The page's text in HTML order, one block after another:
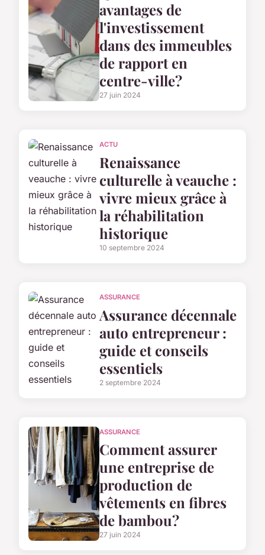
avantages de
l'investissement
dans des immeubles
de rapport en
centre-ville?
27 juin 2024
ACTU
Renaissance
culturelle à veauche :
vivre mieux grâce à
la réhabilitation
historique
10 septembre 2024
ASSURANCE
Assurance décennale
auto entrepreneur :
guide et conseils
essentiels
2 septembre 2024
ASSURANCE
Comment assurer
une entreprise de
production de
vêtements en fibres
de bambou?
27 juin 2024